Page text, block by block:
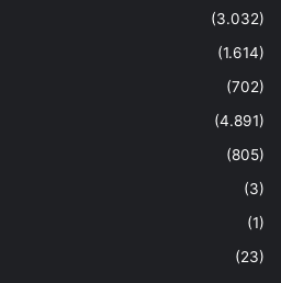
(3.032)
(1.614)
(702)
(4.891)
(805)
(3)
(1)
(23)